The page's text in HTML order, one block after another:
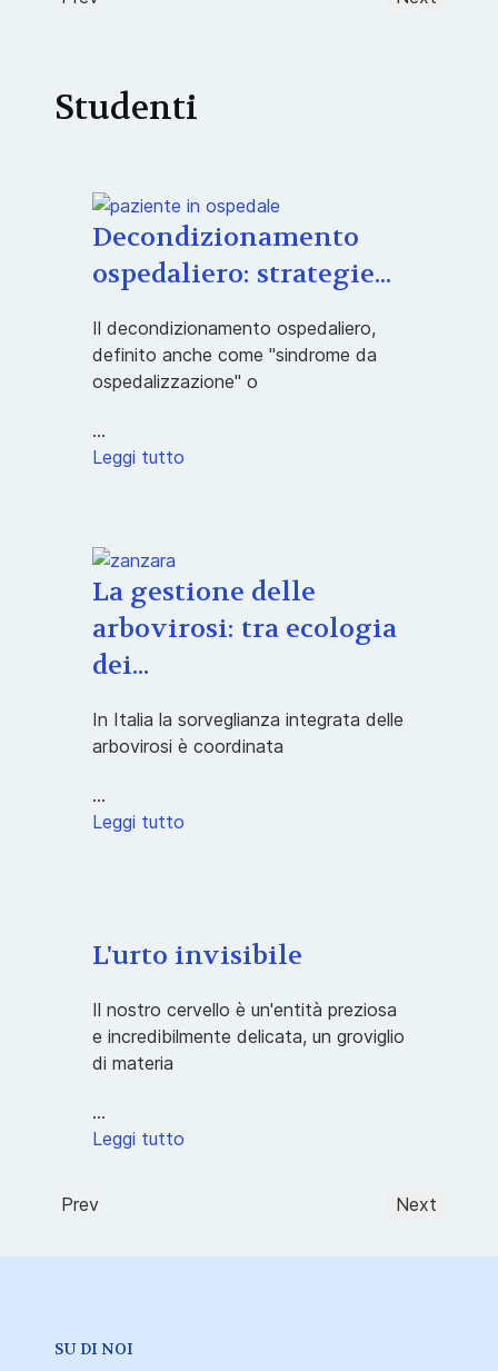
Studenti
Decondizionamento
ospedaliero: strategie...
Il decondizionamento ospedaliero,
definito anche come "sindrome da
ospedalizzazione" o
...
Leggi tutto
La gestione delle
arbovirosi: tra ecologia
dei...
In Italia la sorveglianza integrata delle
arbovirosi è coordinata
...
Leggi tutto
L'urto invisibile
Il nostro cervello è un'entità preziosa
e incredibilmente delicata, un groviglio
di materia
...
Leggi tutto
Prev Next
SU DI NOI